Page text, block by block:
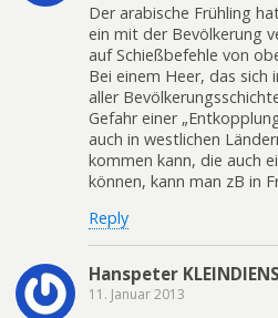
Der arabische Frühling
ein mit der Bevölkerung
auf Schießbefehle von
Bei einem Heer, das sich
aller
Gefahr einer
auch in westlichen
kommen kann, die auch
können, kann man zB in
Reply
Hanspeter
11. Januar 2013